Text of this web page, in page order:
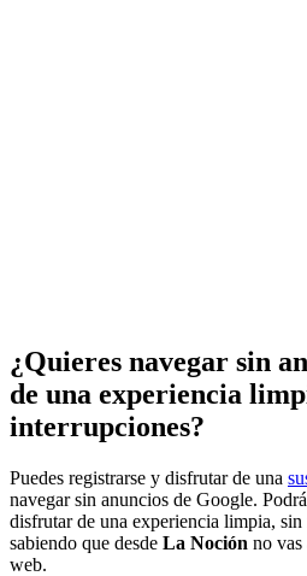
¿Quieres navegar sin
de una experiencia
interrupciones?
Puedes registrarse y disfrutar de una
navegar sin anuncios de Google.
disfrutar de una experiencia limpia,
sabiendo que desde La Noción no vas
web.